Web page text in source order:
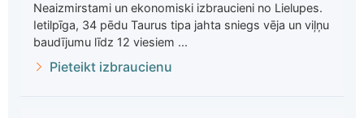
Neaizmirstami un ekonomiski izbraucieni no Lielupes.
Ietilpīga, 34 pēdu Taurus tipa jahta sniegs vēja un viļņu
baudījumu līdz 12 viesiem ...
Pieteikt izbraucienu